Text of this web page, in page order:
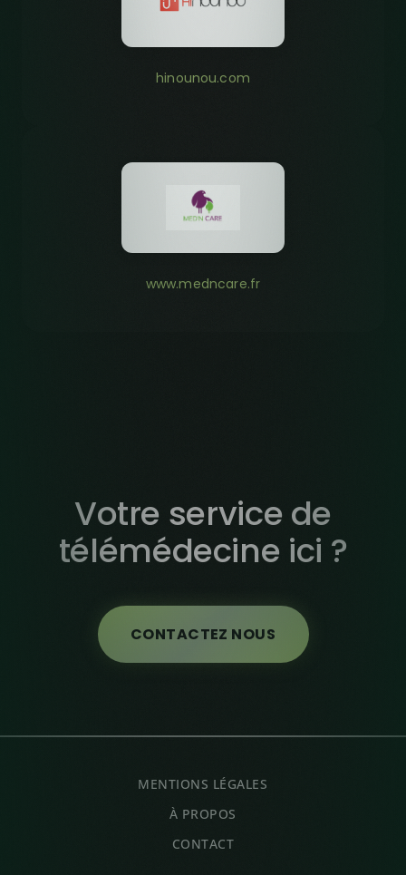
hinounou.com
www.medncare.fr
Votre service de
télémédecine ici ?
CONTACTEZ NOUS
MENTIONS LÉGALES
À PROPOS
CONTACT